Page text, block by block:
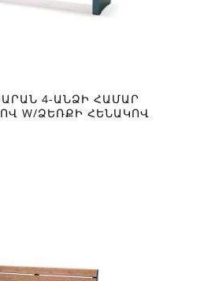
4-ԱՆՁԻ ՀԱՄԱՐ
W/ՁԵՌՔԻ ՀԵՆԱԿՈՎ